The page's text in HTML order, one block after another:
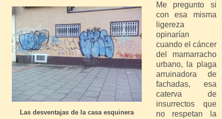
Las desventajas de la casa esquinera
Me pregunto si
con esa misma
ligereza
opinarían
cuando el cáncer
del mamarracho
urbano, la plaga
arruinadora de
fachadas, esa
caterva de
insurrectos que
no respetan la